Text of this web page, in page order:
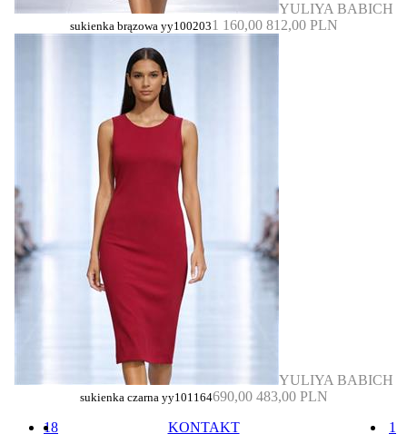
YULIYA BABICH
sukienka brązowa yy1002031 160,00 812,00 PLN
YULIYA BABICH
sukienka czarna yy101164690,00 483,00 PLN
18
1
KONTAKT